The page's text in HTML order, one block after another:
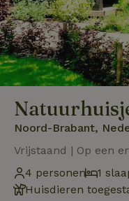
Noord-Brabant,
Vrijstaand | Op een
4 personen
1
Huisdieren